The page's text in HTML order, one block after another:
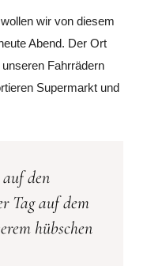
wir von diesem
Abend. Der Ort
Fahrrädern
Supermarkt und
den
Tag auf dem
hübschen